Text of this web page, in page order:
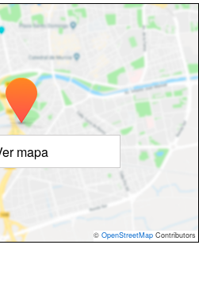
mapa
© OpenStreetMap Contributors